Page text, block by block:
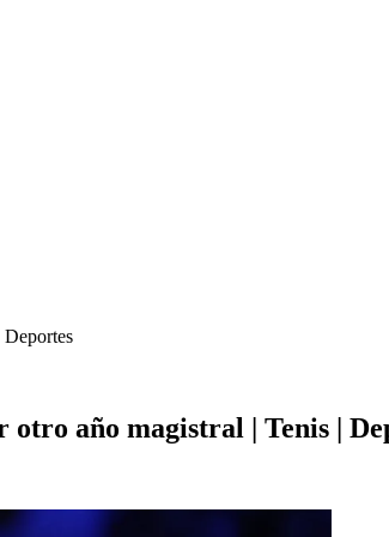
otro año magistral | Tenis |